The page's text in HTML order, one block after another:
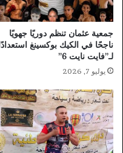
جمعية عثمان تنظم دوريًا جهويًا
ناجحًا في الكيك بوكسينغ استعدادًا
لـ”فايت نايت 6”
يوليو 7, 2026